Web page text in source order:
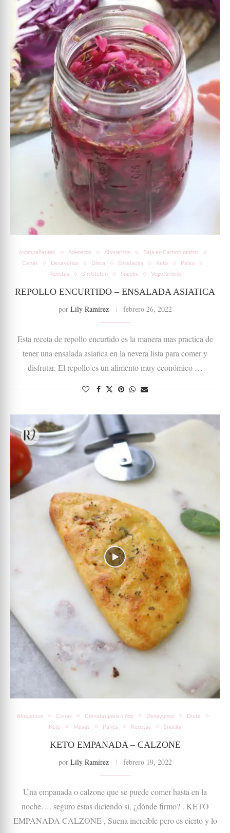
Acompañantes Aderezos Almuerzos
Baja en Carbohidratos
Cenas
Desayunos Dieta Ensaladas Keto
Paleo
Recetas
Sin Gluten Snacks Vegetariano
REPOLLO ENCURTIDO – ENSALADA ASIATICA
por Lily Ramírez febrero 26, 2022
Esta receta de repollo encurtido es la manera mas practica de
tener una ensalada asiatica en la nevera lista para comer y
disfrutar. El repollo es un alimento muy económico …
Almuerzos Cenas Comidas para niños Desayunos
Dieta
Keto
Masas Panes Recetas Snacks
KETO EMPANADA – CALZONE
por Lily Ramírez febrero 19, 2022
Una empanada o calzone que se puede comer hasta en la
noche…. seguro estas diciendo si, ¿dónde firmo? . KETO
EMPANADA CALZONE , Suena increíble pero es cierto y lo